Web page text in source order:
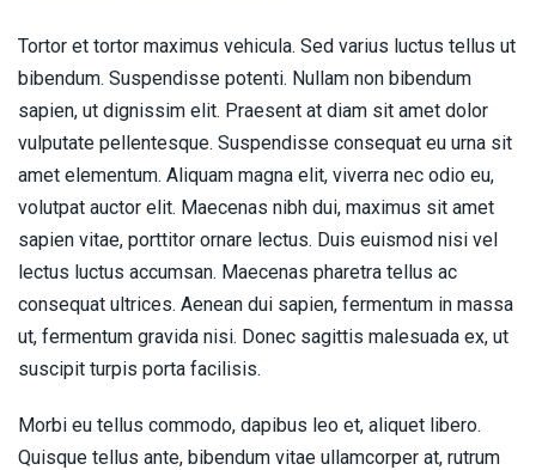
Tortor et tortor maximus vehicula. Sed varius luctus tellus ut
bibendum. Suspendisse potenti. Nullam non bibendum
sapien, ut dignissim elit. Praesent at diam sit amet dolor
vulputate pellentesque. Suspendisse consequat eu urna sit
amet elementum. Aliquam magna elit, viverra nec odio eu,
volutpat auctor elit. Maecenas nibh dui, maximus sit amet
sapien vitae, porttitor ornare lectus. Duis euismod nisi vel
lectus luctus accumsan. Maecenas pharetra tellus ac
consequat ultrices. Aenean dui sapien, fermentum in massa
ut, fermentum gravida nisi. Donec sagittis malesuada ex, ut
suscipit turpis porta facilisis.
Morbi eu tellus commodo, dapibus leo et, aliquet libero.
Quisque tellus ante, bibendum vitae ullamcorper at, rutrum